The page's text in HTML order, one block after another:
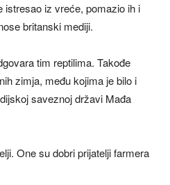
istresao iz vreće, pomazio ih i
britanski mediji.
tim reptilima. Takođe
zimja, među kojima je bilo i
saveznoj državi Mađa
One su dobri prijatelji farmera